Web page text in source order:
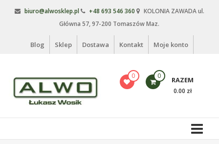
biuro@alwosklep.pl +48 693 546 360
KOLONIA ZAWADA ul.
Główna 57, 97-200 Tomaszów Maz.
Blog Sklep Dostawa Kontakt Moje konto
Alwo
sklep
0 0 RAZEM
0.00 zł